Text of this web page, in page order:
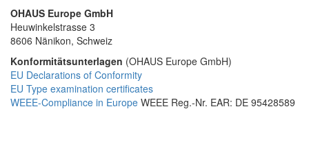
OHAUS Europe GmbH
Heuwinkelstrasse 3
8606 Nänikon, Schweiz
Konformitätsunterlagen (OHAUS Europe GmbH)
EU Declarations of Conformity
EU Type examination certificates
WEEE-Compliance in Europe WEEE Reg.-Nr. EAR: DE 95428589